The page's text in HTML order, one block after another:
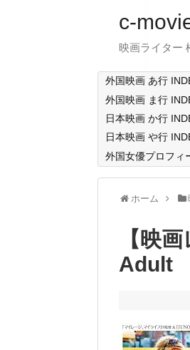
c-
映画ライター
外国映画 あ行
外国映画 ま行
日本映画 か行
日本映画 や行
外国女優プロフィ
ホーム
【映
Adult